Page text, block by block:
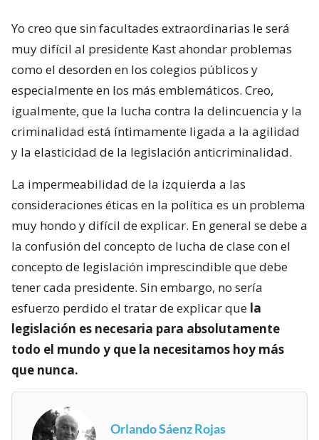
Yo creo que sin facultades extraordinarias le será
muy difícil al presidente Kast ahondar problemas
como el desorden en los colegios públicos y
especialmente en los más emblemáticos. Creo,
igualmente, que la lucha contra la delincuencia y la
criminalidad está íntimamente ligada a la agilidad
y la elasticidad de la legislación anticriminalidad.
La impermeabilidad de la izquierda a las
consideraciones éticas en la política es un problema
muy hondo y difícil de explicar. En general se debe a
la confusión del concepto de lucha de clase con el
concepto de legislación imprescindible que debe
tener cada presidente. Sin embargo, no sería
esfuerzo perdido el tratar de explicar que la
legislación es necesaria para absolutamente
todo el mundo y que la necesitamos hoy más
que nunca.
Orlando Sáenz Rojas